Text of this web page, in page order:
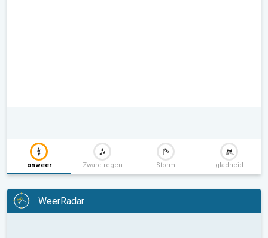
onweer Zware regen Storm gladheid
WeerRadar